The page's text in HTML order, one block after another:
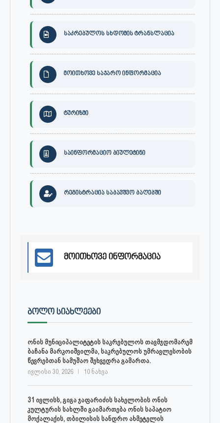
საკრებულოს სხდომის ტრანსლაცია
მოითხოვე საჯარო ინფორმაცია
ტურიზმი
საინფორმაციო ბიულეტინი
რეგისტრაცია საბავშვო ბაღებში
მოითხოვე ინფორმაცია
ᲑᲝᲚᲝ ᲡᲘᲐᲮᲚᲔᲔᲑᲘ
ონის მუნიციპალიტეტის საკრებულოს თავმჯდომარემ
ბაჩანა მარკოიშვილმა, საკრებულოს უმრავლესობის
წევრებთან სამუშაო შეხვედრა გამართა.
ივლისი 30, 2026 10 ნახვა
31 ივლისს, გიგა ჯაფარიძის სახელობის ონის
კულტურის სახლში გაიმართება ონის საპატიო
მოქალაქის, თბილისის სანდრო ახმეტელის